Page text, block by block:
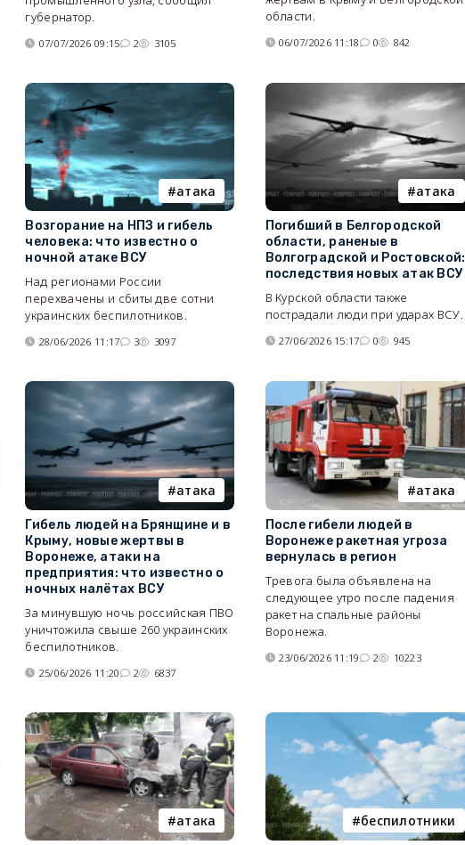
губернатор.
07/07/2026 09:15 2 3105
области.
06/07/2026 11:18 0 842
атака
Возгорание на НПЗ и гибель
человека: что известно о
ночной атаке ВСУ
Над регионами России
перехвачены и сбиты две сотни
украинских беспилотников.
28/06/2026 11:17 3 3097
атака
Погибший в Белгородской
области, раненые в
Волгоградской и Ростовской:
последствия новых атак ВСУ
В Курской области также
пострадали люди при ударах ВСУ.
27/06/2026 15:17 0 945
атака
Гибель людей на Брянщине и в
Крыму, новые жертвы в
Воронеже, атаки на
предприятия: что известно о
ночных налётах ВСУ
За минувшую ночь российская ПВО
уничтожила свыше 260 украинских
беспилотников.
25/06/2026 11:20 2 6837
атака
После гибели людей в
Воронеже ракетная угроза
вернулась в регион
Тревога была объявлена на
следующее утро после падения
ракет на спальные районы
Воронежа.
23/06/2026 11:19 2 10223
атака беспилотники